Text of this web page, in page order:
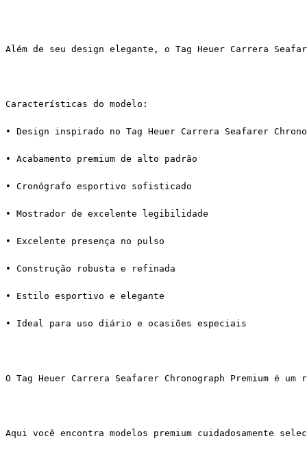
Além de seu design elegante, o Tag Heuer Carrera
Características do modelo:
• Design inspirado no Tag Heuer Carrera Seafarer
• Acabamento premium de alto padrão
• Cronógrafo esportivo sofisticado
• Mostrador de excelente legibilidade
• Excelente presença no pulso
• Construção robusta e refinada
• Estilo esportivo e elegante
• Ideal para uso diário e ocasiões especiais
O Tag Heuer Carrera Seafarer Chronograph Premium é
Aqui você encontra modelos premium cuidadosamente